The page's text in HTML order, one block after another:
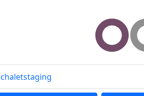
chaletstaging